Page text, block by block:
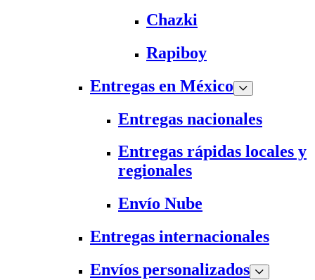
Chazki
Rapiboy
Entregas en México
Entregas nacionales
Entregas rápidas locales y
regionales
Envío Nube
Entregas internacionales
Envíos personalizados